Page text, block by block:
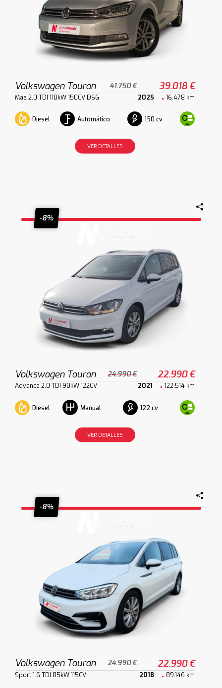
Volkswagen Touran 41.750 € 39.018 €
Mas 2.0 TDI 110kW 150CV DSG 2025 16.478 km
Diesel Automático 150 cv
VER DETALLES
-8%
Volkswagen Touran 24.990 € 22.990 €
Advance 2.0 TDI 90kW 122CV 2021 122.514 km
Diesel Manual 122 cv
VER DETALLES
-8%
Volkswagen Touran 24.990 € 22.990 €
Sport 1.6 TDI 85kW 115CV 2018 89.146 km